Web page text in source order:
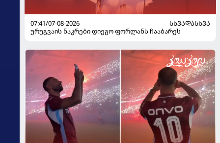
07:41/07-08-2026
ᲡᲮᲕᲐᲓᲐᲡᲮᲕᲐ
ურუგვაის ნაკრები დიეგო ფორლანს ჩააბარეს